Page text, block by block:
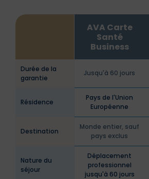
AVA Carte
Santé
Business
Durée de la
garantie
Jusqu'à 60 jours
Résidence
Pays de l'Union
Européenne
Destination
Monde entier, sauf
pays exclus
Nature du
séjour
Déplacement
professionnel
jusqu'à 60 jours